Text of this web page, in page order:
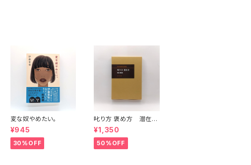
変な奴やめたい。
¥945
30%OFF
叱り方 褒め方 潜在意
識教育法叢書
¥1,350
50%OFF